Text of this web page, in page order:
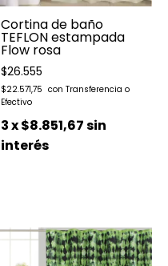
Cortina de baño
TEFLON estampada
Flow rosa
$26.555
$22.571,75
3x$8.851,67sin
interés